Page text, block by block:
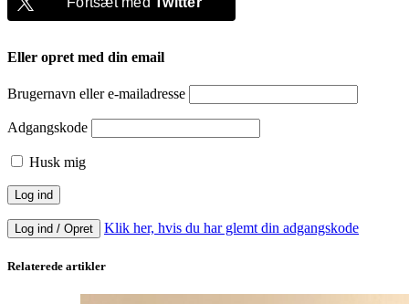
Eller opret med din email
Brugernavn eller e-mailadresse
Adgangskode
Husk mig
Log ind / Opret Klik her, hvis du har glemt din adgangskode
Relaterede artikler